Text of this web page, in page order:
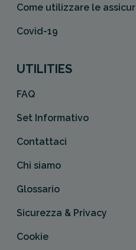
Come utilizzare le
Covid-19
UTILITIES
FAQ
Set Informativo
Contattaci
Chi siamo
Glossario
Sicurezza & Privacy
Cookie